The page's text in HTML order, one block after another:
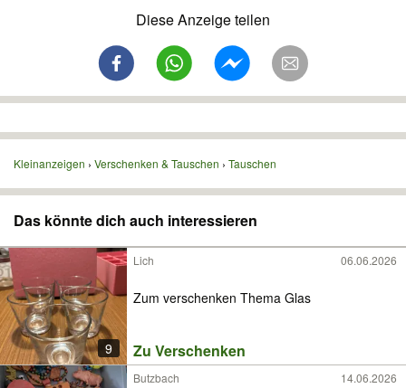
Diese Anzeige teilen
Kleinanzeigen Verschenken & Tauschen Tauschen
Das könnte dich auch interessieren
9
Lich 06.06.2026
Zum verschenken Thema Glas
Zu Verschenken
Butzbach 14.06.2026